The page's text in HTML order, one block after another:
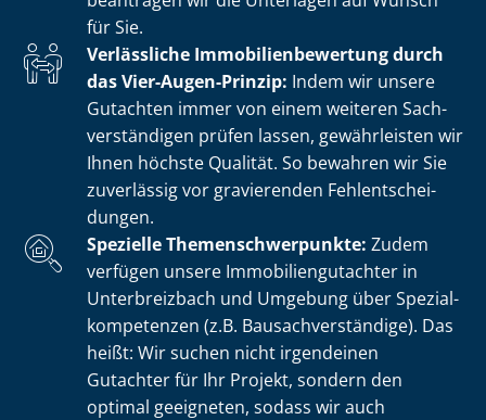
für Sie.
Verlässliche Im­mo­bi­li­en­be­wer­tung durch
das Vier-Augen-Prinzip: Indem wir unsere
Gutachten immer von einem weiteren Sach­
ver­stän­di­gen prüfen lassen, gewährleisten wir
Ihnen höchste Qualität. So bewahren wir Sie
zuverlässig vor gravierenden Fehl­ent­schei­
dun­gen.
Spezielle The­men­schwer­punk­te: Zudem
verfügen unsere Im­mo­bi­li­en­gut­ach­ter in
Unterbreizbach und Umgebung über Spe­zi­al­
kom­pe­ten­zen (z.B. Bau­sach­ver­stän­di­ge). Das
heißt: Wir suchen nicht irgendeinen
Gutachter für Ihr Projekt, sondern den
optimal geeigneten, sodass wir auch